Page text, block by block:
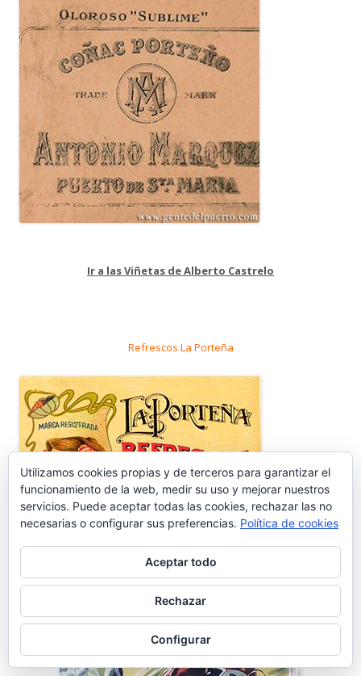
Ir a las Viñetas de Alberto Castrelo
Refrescos La Porteña
Publicidad vintage de Bodegas Caballero
Utilizamos cookies propias y de terceros para garantizar el
funcionamiento de la web, medir su uso y mejorar nuestros
servicios. Puede aceptar todas las cookies, rechazar las no
necesarias o configurar sus preferencias. Política de cookies
Aceptar todo
Rechazar
Configurar